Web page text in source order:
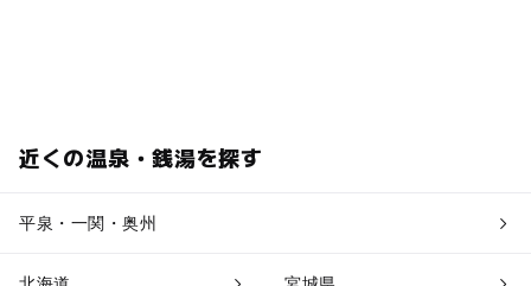
近くの温泉・銭湯を探す
平泉・一関・奥州